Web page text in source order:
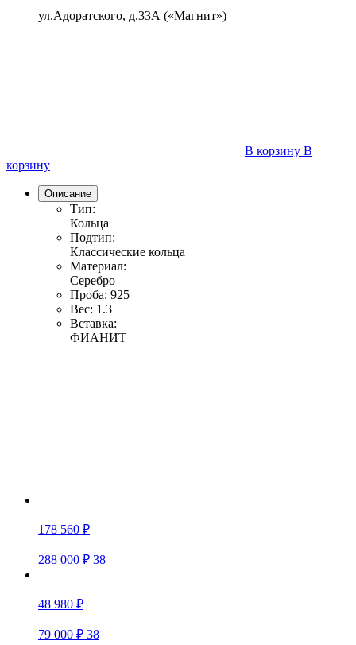
ул.Адоратского, д.33А («Магнит»)
В корзину В
корзину
Описание
Тип:
Кольца
Подтип:
Классические кольца
Материал:
Серебро
Проба: 925
Вес: 1.3
Вставка:
ФИАНИТ
178 560 ₽
288 000 ₽ 38
48 980 ₽
79 000 ₽ 38